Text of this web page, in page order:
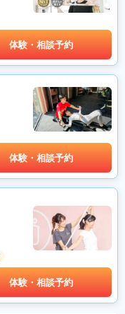
体験・相談予約
体験・相談予約
体験・相談予約